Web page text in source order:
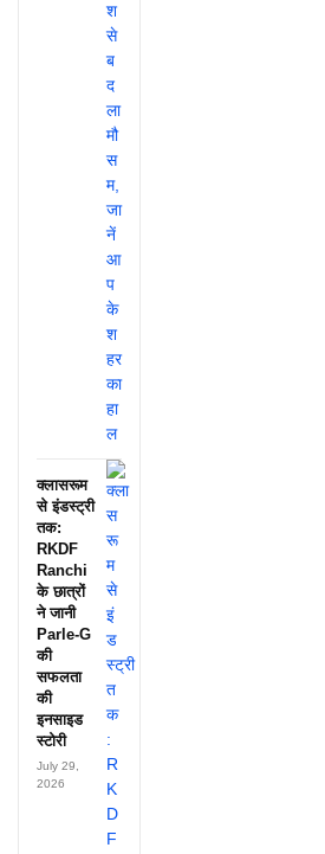
क्लासरूम
से इंडस्ट्री
तक:
RKDF
Ranchi
के छात्रों
ने जानी
Parle-G
की
सफलता
की
इनसाइड
स्टोरी
July 29,
2026